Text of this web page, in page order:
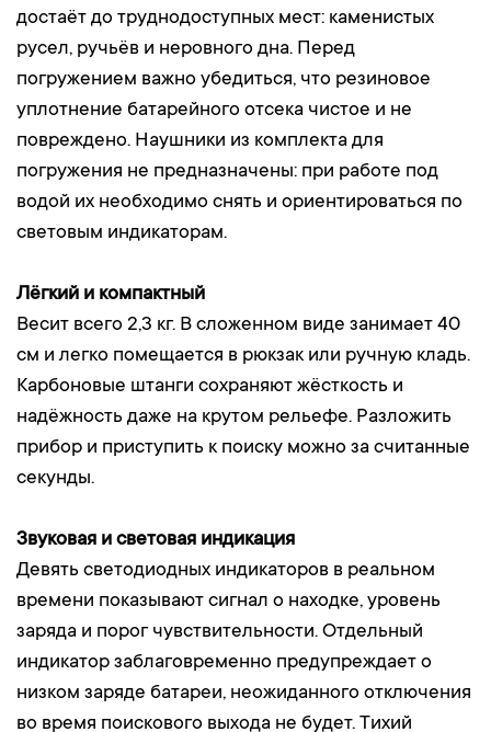
достаёт до труднодоступных мест: каменистых
русел, ручьёв и неровного дна. Перед
погружением важно убедиться, что резиновое
уплотнение батарейного отсека чистое и не
повреждено. Наушники из комплекта для
погружения не предназначены: при работе под
водой их необходимо снять и ориентироваться по
световым индикаторам.
Лёгкий и компактный
Весит всего 2,3 кг. В сложенном виде занимает 40
см и легко помещается в рюкзак или ручную кладь.
Карбоновые штанги сохраняют жёсткость и
надёжность даже на крутом рельефе. Разложить
прибор и приступить к поиску можно за считанные
секунды.
Звуковая и световая индикация
Девять светодиодных индикаторов в реальном
времени показывают сигнал о находке, уровень
заряда и порог чувствительности. Отдельный
индикатор заблаговременно предупреждает о
низком заряде батареи, неожиданного отключения
во время поискового выхода не будет. Тихий